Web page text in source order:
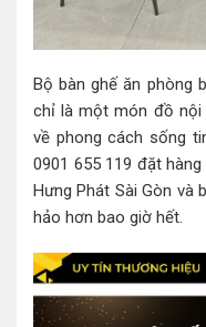
Bộ bàn ghế ăn phòng
chỉ là một món đồ nội
về phong cách sống
0901 655 119 đặt
Hưng Phát Sài Gòn và
hảo hơn bao giờ hết.